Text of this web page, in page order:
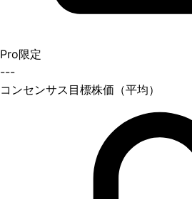
Pro限定
---
コンセンサス目標株価（平均）